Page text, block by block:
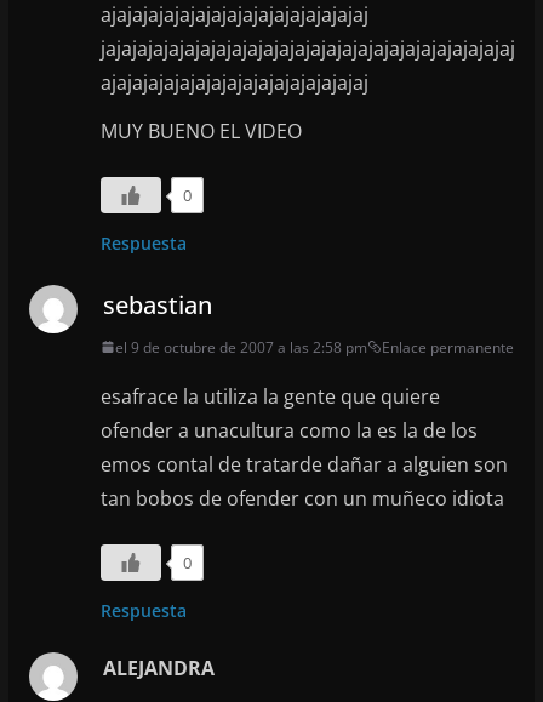
ajajajajajajajajajajajajajajajajaj
jajajajajajajajajajajajajajajajajajajajajajajajajajaj
ajajajajajajajajajajajajajajajajaj
MUY BUENO EL VIDEO
0
Respuesta
sebastian
el 9 de octubre de 2007 a las 2:58 pm Enlace permanente
esafrace la utiliza la gente que quiere
ofender a unacultura como la es la de los
emos contal de tratarde dañar a alguien son
tan bobos de ofender con un muñeco idiota
0
Respuesta
ALEJANDRA